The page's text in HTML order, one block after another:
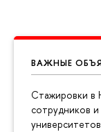
ВАЖНЫЕ
Cтажировки
сотрудников